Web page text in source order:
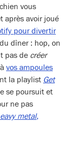
vous
après avoir joué
pour divertir
dîner : hop, on
pas de créer
vos ampoules
la playlist Get
se poursuit et
ne pas
metal,